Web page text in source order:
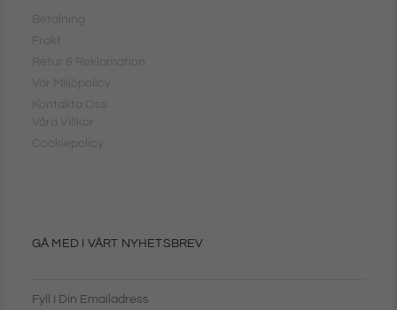
Betalning
Frakt
Retur & Reklamation
Vår Miljöpolicy
Kontakta Oss
Våra Villkor
Cookiepolicy
GÅ MED I VÅRT NYHETSBREV